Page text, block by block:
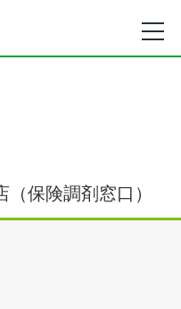
保険調剤窓口）